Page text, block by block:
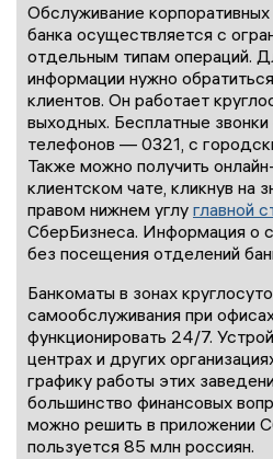
Обслуживание
банка осуществляется с
отдельным типам операций.
информации нужно
клиентов. Он работает
выходных. Бесплатные
телефонов — 0321, с
Также можно получить
клиентском чате, кликнув на
правом нижнем углу главной
СберБизнеса. Информация о
без посещения отделений
Банкоматы в зонах
самообслуживания при
функционировать 24/7.
центрах и других
графику работы этих
большинство финансовых
можно решить в приложении
пользуется 85 млн россиян.